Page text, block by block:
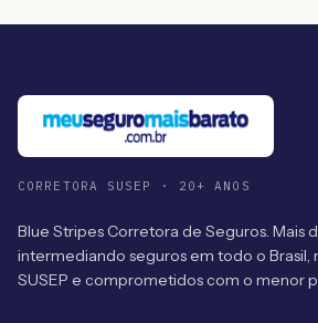
CORRETORA SUSEP · 20+ ANOS
Blue Stripes Corretora de Seguros. Mais
intermediando seguros em todo o Brasil,
SUSEP e comprometidos com o menor